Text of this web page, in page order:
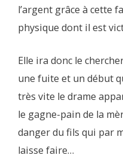
l’argent grâce à cette
physique dont il est
Elle ira donc le
une fuite et un début
très vite le drame
le gagne-pain de la
danger du fils qui par
laisse faire…